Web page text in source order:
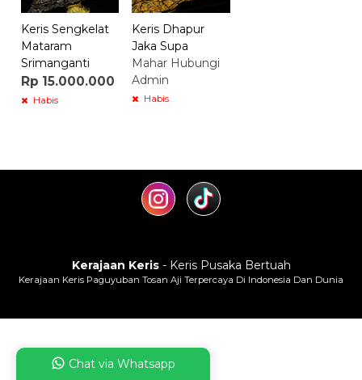
Keris Sengkelat
Mataram
Srimanganti
Rp 15.000.000
Habis
Keris Dhapur
Jaka Supa
Mahar Hubungi
Admin
Habis
Kerajaan Keris- Keris Pusaka Bertuah
Kerajaan Keris Paguyuban Tosan Aji Terpercaya Di Indonesia Dan Dunia
Chat via Whatsapp